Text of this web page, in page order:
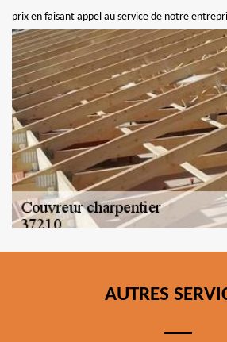
prix en faisant appel au service de notre
AUTRES